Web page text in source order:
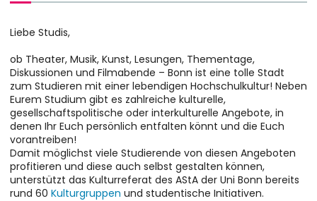
Liebe Studis,
ob Theater, Musik, Kunst, Lesungen, Thementage,
Diskussionen und Filmabende – Bonn ist eine tolle Stadt
zum Studieren mit einer lebendigen Hochschulkultur! Neben
Eurem Studium gibt es zahlreiche kulturelle,
gesellschaftspolitische oder interkulturelle Angebote, in
denen Ihr Euch persönlich entfalten könnt und die Euch
vorantreiben!
Damit möglichst viele Studierende von diesen Angeboten
profitieren und diese auch selbst gestalten können,
unterstützt das Kulturreferat des AStA der Uni Bonn bereits
rund 60 Kulturgruppen und studentische Initiativen.